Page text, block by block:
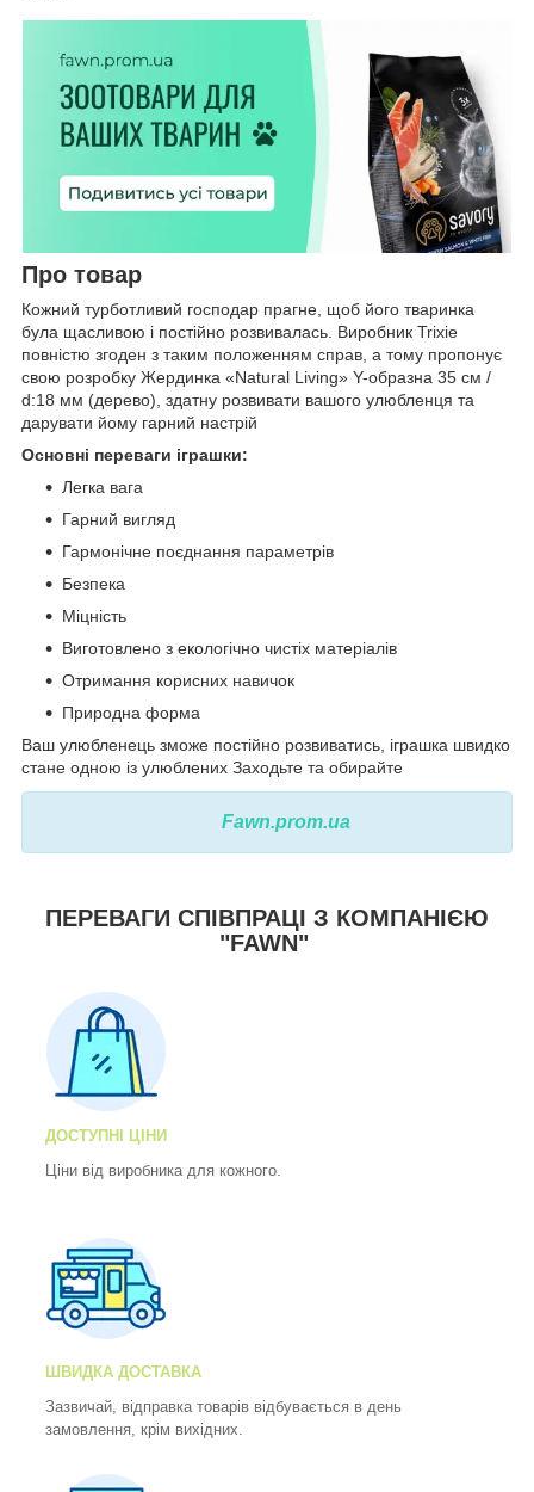
Про товар
Кожний турботливий господар прагне, щоб його тваринка
була щасливою і постійно розвивалась. Виробник Trixie
повністю згоден з таким положенням справ, а тому пропонує
свою розробку Жердинка «Natural Living» Y-образна 35 см /
d:18 мм (дерево), здатну розвивати вашого улюбленця та
дарувати йому гарний настрій
Основні переваги іграшки:
Легка вага
Гарний вигляд
Гармонічне поєднання параметрів
Безпека
Міцність
Виготовлено з екологічно чистіх матеріалів
Отримання корисних навичок
Природна форма
Ваш улюбленець зможе постійно розвиватись, іграшка швидко
стане одною із улюблених Заходьте та обирайте
Fawn.prom.ua
ПЕРЕВАГИ СПІВПРАЦІ З КОМПАНІЄЮ
"FAWN"
ДОСТУПНІ ЦІНИ
Ціни від виробника для кожного.
ШВИДКА ДОСТАВКА
Зазвичай, відправка товарів відбувається в день
замовлення, крім вихідних.